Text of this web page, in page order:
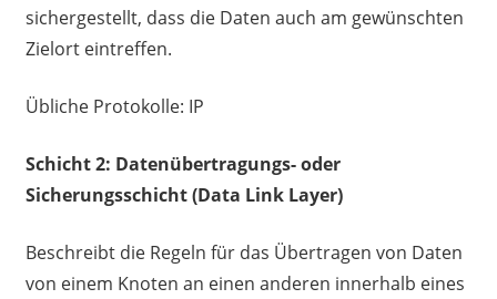
sichergestellt, dass die Daten auch am gewünschten
Zielort eintreffen.
Übliche Protokolle: IP
Schicht 2: Datenübertragungs- oder
Sicherungsschicht (Data Link Layer)
Beschreibt die Regeln für das Übertragen von Daten
von einem Knoten an einen anderen innerhalb eines